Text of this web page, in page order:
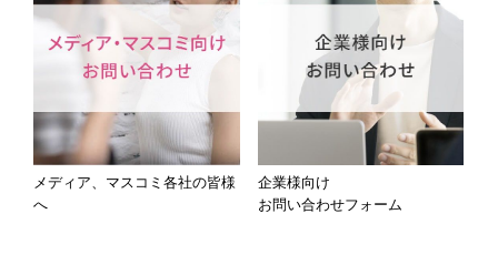
メディア、マスコミ各社の皆様
へ
企業様向け
お問い合わせフォーム